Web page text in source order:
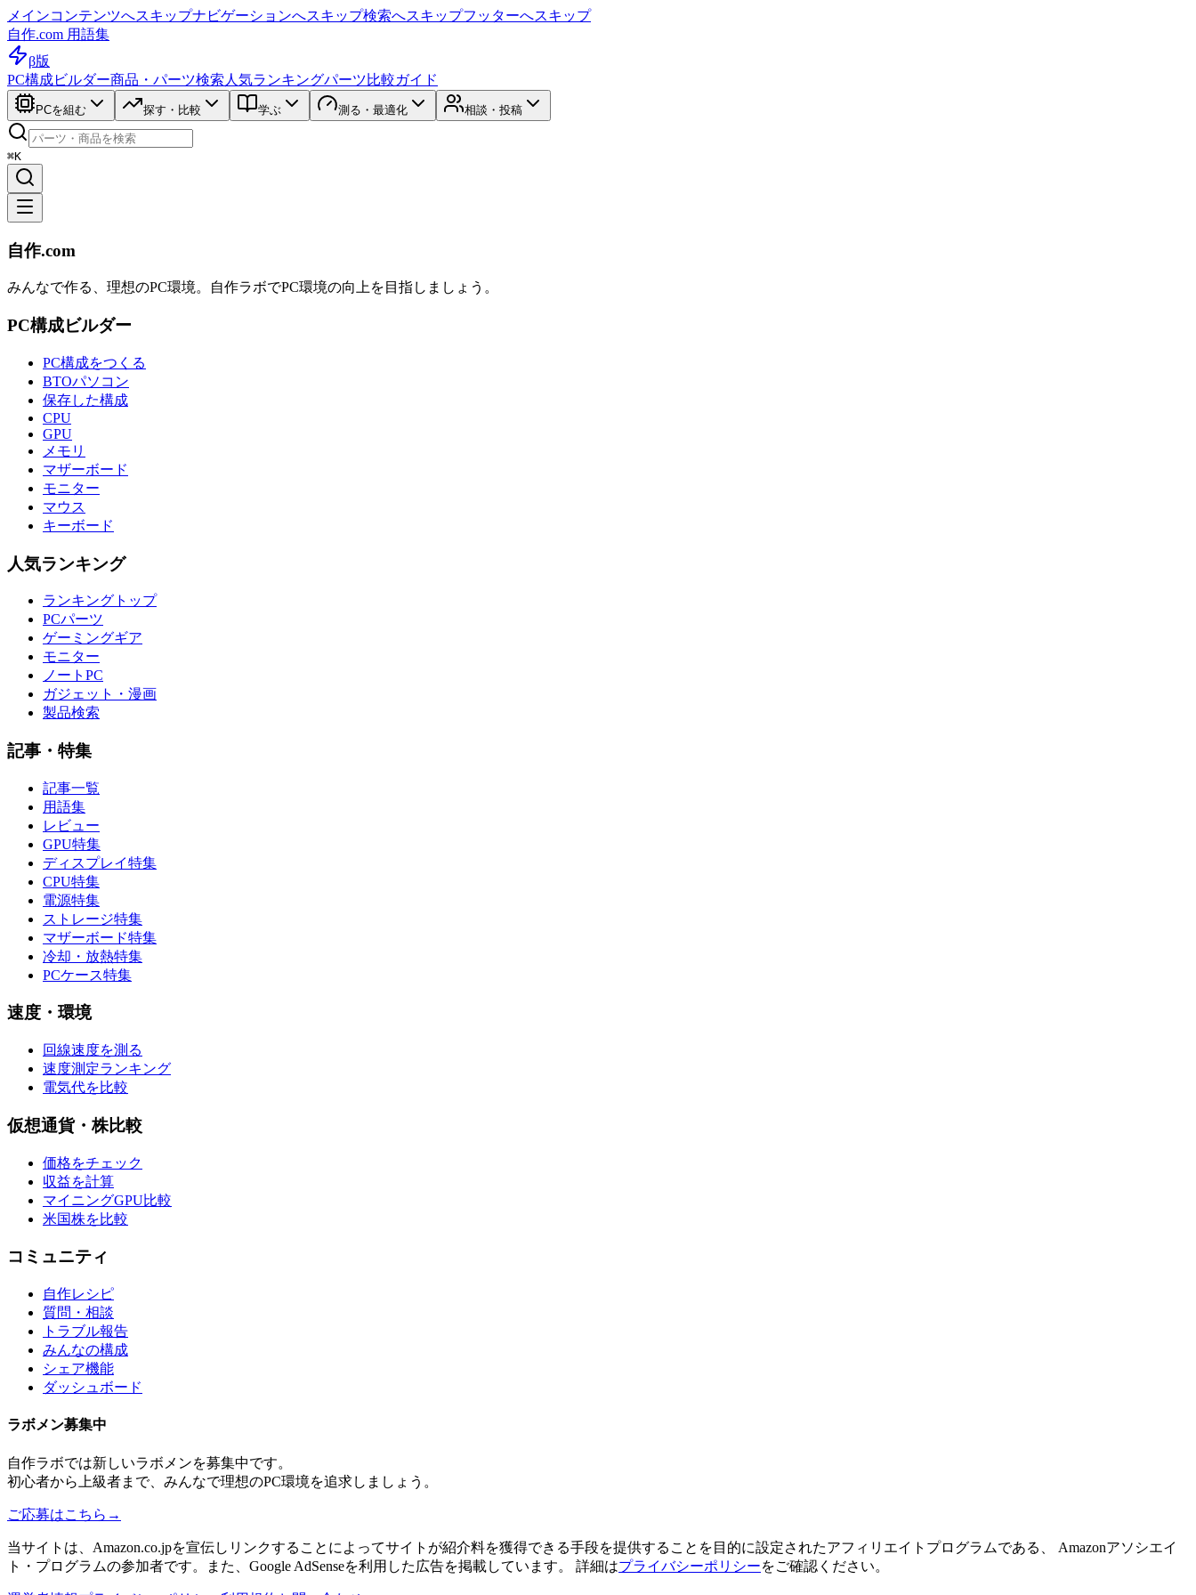
メインコンテンツへスキップナビゲーションへスキップ検索へスキップフッターへスキップ
自作.com 用語集
β版
PC構成ビルダー商品・パーツ検索 人気ランキングパーツ比較ガイド
PCを組む 探す・比較 学ぶ 測る・最適化 相談・投稿
⌘K
自作.com
みんなで作る、理想のPC環境。 自作ラボでPC環境の向上を目指しましょう。
PC構成ビルダー
PC構成をつくる
BTOパソコン
保存した構成
CPU
GPU
メモリ
マザーボード
モニター
マウス
キーボード
人気ランキング
ランキングトップ
PCパーツ
ゲーミングギア
モニター
ノートPC
ガジェット・漫画
製品検索
記事・特集
記事一覧
用語集
レビュー
GPU特集
ディスプレイ特集
CPU特集
電源特集
ストレージ特集
マザーボード特集
冷却・放熱特集
PCケース特集
速度・環境
回線速度を測る
速度測定ランキング
電気代を比較
仮想通貨・株比較
価格をチェック
収益を計算
マイニングGPU比較
米国株を比較
コミュニティ
自作レシピ
質問・相談
トラブル報告
みんなの構成
シェア機能
ダッシュボード
ラボメン募集中
自作ラボでは新しいラボメンを募集中です。
初心者から上級者まで、みんなで理想のPC環境を追求しましょう。
ご応募はこちら →
当サイトは、Amazon.co.jpを宣伝しリンクすることによってサイトが紹介料を獲得できる手段を提供することを目的に設定されたアフィリエイトプログラムである、 Amazonアソシエイ
ト・プログラムの参加者です。また、Google AdSenseを利用した広告を掲載しています。 詳細はプライバシーポリシーをご確認ください。